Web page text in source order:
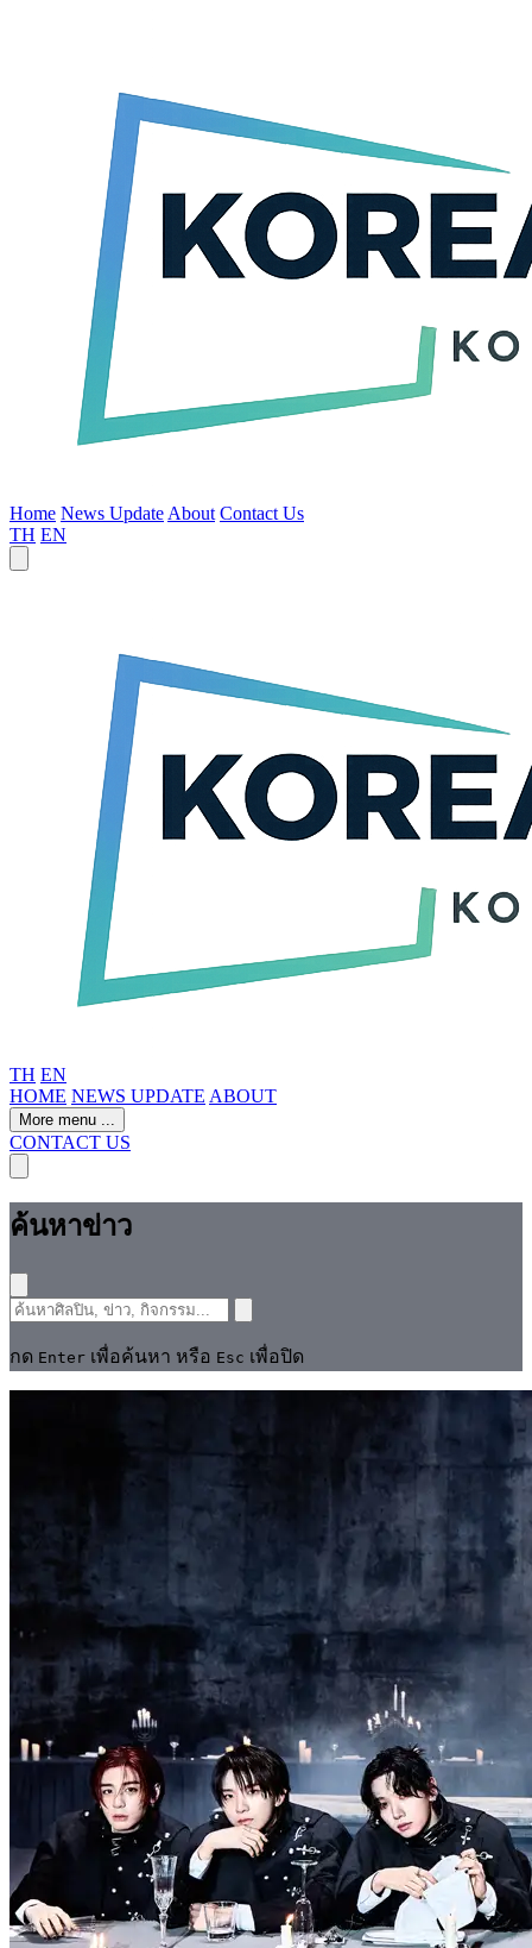
Home News Update About Contact Us
TH EN
TH EN
HOME NEWS UPDATE ABOUT
More menu ...
CONTACT US
ค้นหาข่าว
กด Enter เพื่อค้นหา หรือ Esc เพื่อปิด